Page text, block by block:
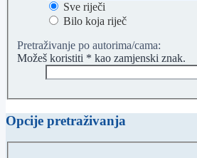
Sve riječi
Bilo koja riječ
Pretraživanje po autorima/cama:
Možeš koristiti * kao zamjenski znak.
Opcije pretraživanja